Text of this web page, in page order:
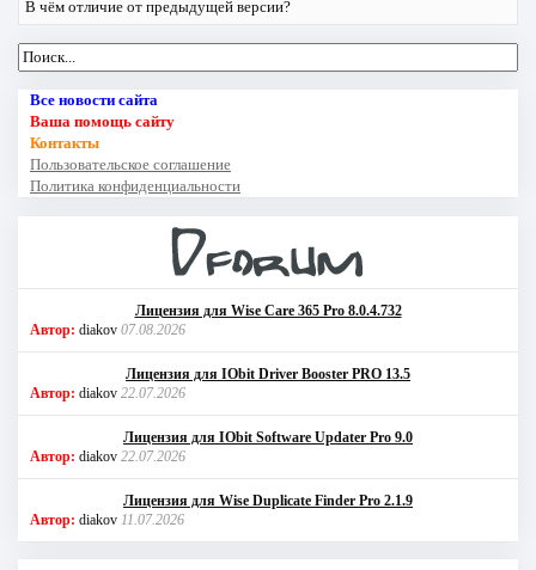
В чём отличие от предыдущей версии?
Все новости сайта
Ваша помощь сайту
Контакты
Пользовательское соглашение
Политика конфиденциальности
Лицензия для Wise Care 365 Pro 8.0.4.732
Автор: diakov 07.08.2026
Лицензия для IObit Driver Booster PRO 13.5
Автор: diakov 22.07.2026
Лицензия для IObit Software Updater Pro 9.0
Автор: diakov 22.07.2026
Лицензия для Wise Duplicate Finder Pro 2.1.9
Автор: diakov 11.07.2026